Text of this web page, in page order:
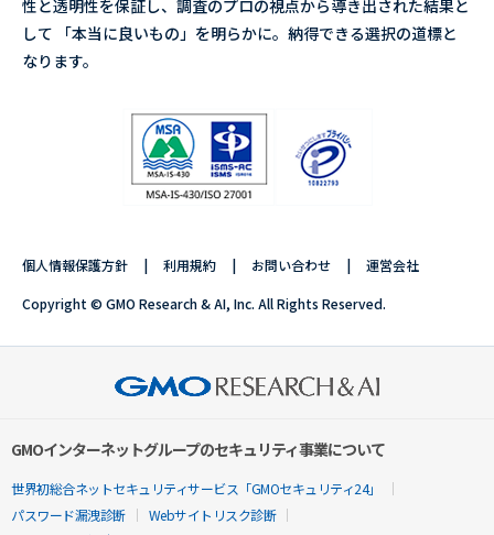
性と透明性を保証し、調査のプロの視点から導き出された結果と
して 「本当に良いもの」を明らかに。納得できる選択の道標と
なります。
個人情報保護方針 利用規約 お問い合わせ 運営会社
Copyright © GMO Research & AI, Inc. All Rights Reserved.
GMOインターネットグループのセキュリティ事業について
世界初総合ネットセキュリティサービス「GMOセキュリティ24」
パスワード漏洩診断
Webサイトリスク診断